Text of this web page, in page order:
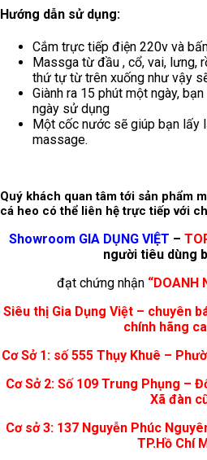
Hướng dẫn sử dụng:
Cắm trực tiếp điện 220v và
Massga từ đầu , cổ, vai, lưng,
thứ tự từ trên xuống như vậy
Giành ra 15 phút một ngày,
ngày sử dụng
Một cốc nước sẽ giúp bạn lấy
massage.
Quý khách quan tâm tới sản phẩm
cá heo có thể liên hệ trực tiếp với
Showroom GIA DỤNG VIỆT –
người tiêu dùng
đạt chứng nhận “DOANH
Siêu thị Gia Dụng Việt – chuyên
chính hãng
Cơ Sở 1: số 555 Thụy Khuê –
Cơ Sở 2: Số 109 Trung Phụng –
Xã đàn
Cơ sở 3: 137 Nguyễn Phúc
TP.Hồ Chí